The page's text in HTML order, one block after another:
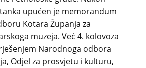
upućen je memorandum
Kotara Županja za
muzeja. Već 4. kolovoza
Narodnoga odbora
Odjel za prosvjetu i kulturu,